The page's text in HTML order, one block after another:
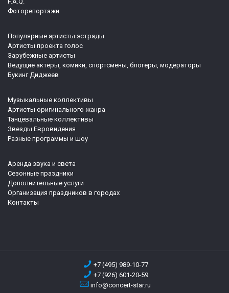
Фоторепортажи
Популярные артисты эстрады
Артисты проекта голос
Зарубежные артисты
Ведущие актеры, комики, спортсмены, блогеры, модераторы
Букинг Диджеев
Музыкальные коллективы
Артисты оригинального жанра
Танцевальные коллективы
Звезды Евровидения
Разные программы и шоу
Аренда звука и света
Сезонные праздники
Дополнительные услуги
Организация праздников в городах
Контакты
+7 (495) 989-10-77
+7 (926) 601-20-59
info@concert-star.ru